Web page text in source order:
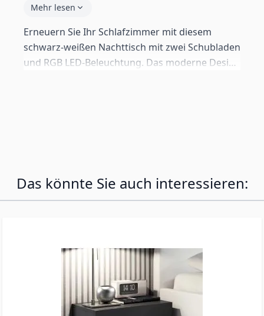
Mehr lesen
Erneuern Sie Ihr Schlafzimmer mit diesem
schwarz-weißen Nachttisch mit zwei Schubladen
und RGB LED-Beleuchtung. Das moderne Design
Das könnte Sie auch interessieren: